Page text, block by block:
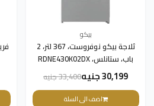
بيكو
ثلاجة بيكو نوفروست، 367 لتر، 2
باب، ستانلس، RDNE430K02DX
30,199 جنيه 33,400 جنيه
اضف الى السلة